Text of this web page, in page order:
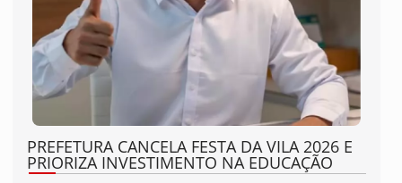
PREFETURA CANCELA FESTA DA VILA 2026 E
PRIORIZA INVESTIMENTO NA EDUCAÇÃO